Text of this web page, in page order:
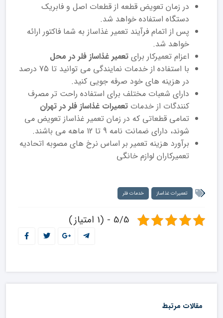
در زمان تعویض قطعه از قطعات اصل و فابریک
دستگاه استفاده خواهد شد.
پس از اتمام فرآیند تعمیر غذاساز به شما فاکتور ارائه
خواهد شد.
اعزام تعمیرکار برای تعمیر غذاساز فلر در محل
با استفاده از خدمات نمایندگی می توانید تا 75 درصد
در هزینه های خود صرفه جویی کنید.
دارای شعبات مختلف برای استفاده راحت تر مصرف
کنندگات از خدمات تعمیرات غذاساز فلر در تهران
تمامی قطعاتی که در زمان تعمیر غذاساز تعویض می
شوند، دارای ضمانت نامه 9 تا 12 ماهه می باشند.
برآورد هزینه تعمیر بر اساس نرخ های مصوبه اتحادیه
تعمیرکاران لوازم خانگی
تعمیرات غذاساز خدمات فلر
5/5 - (1 امتیاز)
مقالات مرتبط